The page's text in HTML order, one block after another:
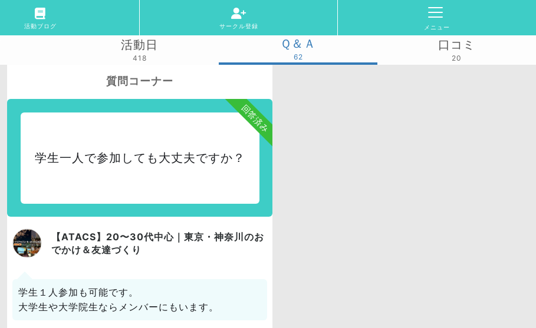
活動ブログ サークル登録 メニュー
活動日
418
Ｑ＆Ａ
62
口コミ
20
質問コーナー
回答済み
学生一人で参加しても大丈夫ですか？
【ATACS】20〜30代中心｜東京・神奈川のお
でかけ＆友達づくり
学生１人参加も可能です。
大学生や大学院生ならメンバーにもいます。